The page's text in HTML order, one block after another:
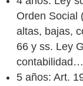
Orden Social
altas, bajas,
66 y ss. Ley
5 años: Art.